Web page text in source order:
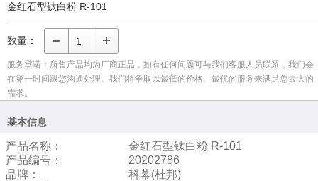
金红石型钛白粉 R-101
数量：
服务承诺：所售产品均为厂商正品，如有任何问题可与我们客服人员联系，我们会
在第一时间跟您沟通处理。我们将争取以最低的价格、最优的服务来满足您最大的
需求。
基本信息
产品名称：
金红石型钛白粉 R-101
产品编号：
20202786
品牌：
科幕(杜邦)